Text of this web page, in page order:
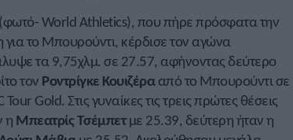
World Athletics), που πήρε πρόσφατα την
το Μπουρούντι, κέρδισε τον αγώνα
τα 9,75χλμ. σε 27.57, αφήνοντας δεύτερο
τον Ροντρίγκε Κουιζέρααπό το Μπουρούντι σε
Gold. Στις γυναίκες τις τρεις πρώτες θέσεις
η Μπεατρίς Τσέμπετμε 25.39, δεύτερη ήταν η